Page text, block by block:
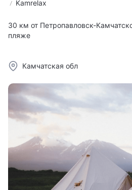
Kamrelax
30 км от Петропавловск-
пляже
Камчатская обл